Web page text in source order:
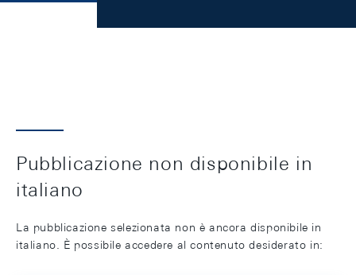
Pubblicazione non disponibile in
italiano
La pubblicazione selezionata non è ancora disponibile in
italiano. È possibile accedere al contenuto desiderato in: